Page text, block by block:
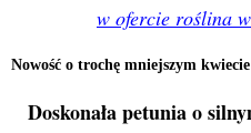
w ofercie roślina
Nowość o trochę mniejszym
Doskonała petunia o